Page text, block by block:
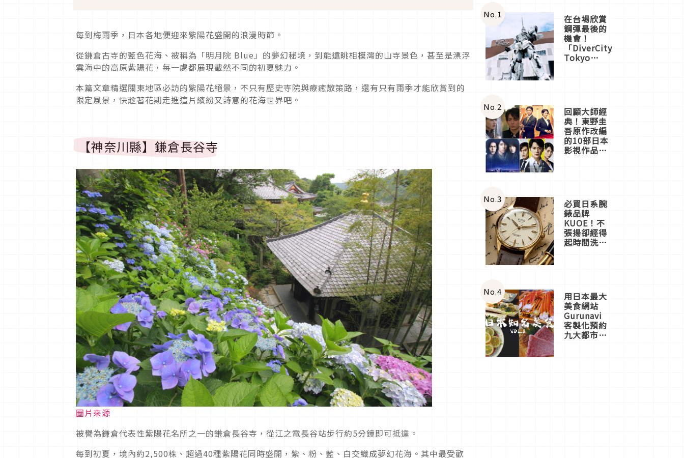
每到梅雨季，日本各地便迎來紫陽花盛開的浪漫時節。
從鎌倉古寺的藍色花海、被稱為「明月院 Blue」的夢幻秘境，到能遠眺相模灣的山寺景色，甚至是漂浮
雲海中的高原紫陽花，每一處都展現截然不同的初夏魅力。
本篇文章精選關東地區必訪的紫陽花絕景，不只有歷史寺院與療癒散策路，還有只有雨季才能欣賞到的
限定風景，快趁著花期走進這片繽紛又詩意的花海世界吧。
【神奈川縣】鎌倉長谷寺
圖片來源
被譽為鎌倉代表性紫陽花名所之一的鎌倉長谷寺，從江之電長谷站步行約5分鐘即可抵達。
每到初夏，境內約2,500株、超過40種紫陽花同時盛開，紫、粉、藍、白交織成夢幻花海。其中最受歡
No.1 在台場欣賞
鋼彈最後的
機會！
「DiverCity
Tokyo
體驗
No.2 回顧大師經
典！東野圭
吾原作改編
的10部日本
影視作品推
No.3 必買日系腕
錶品牌
KUOE！不
張揚卻經得
起時間洗鍊
No.4 用日本最大
美食網站
Gurunavi
客製化預約
九大都市餐